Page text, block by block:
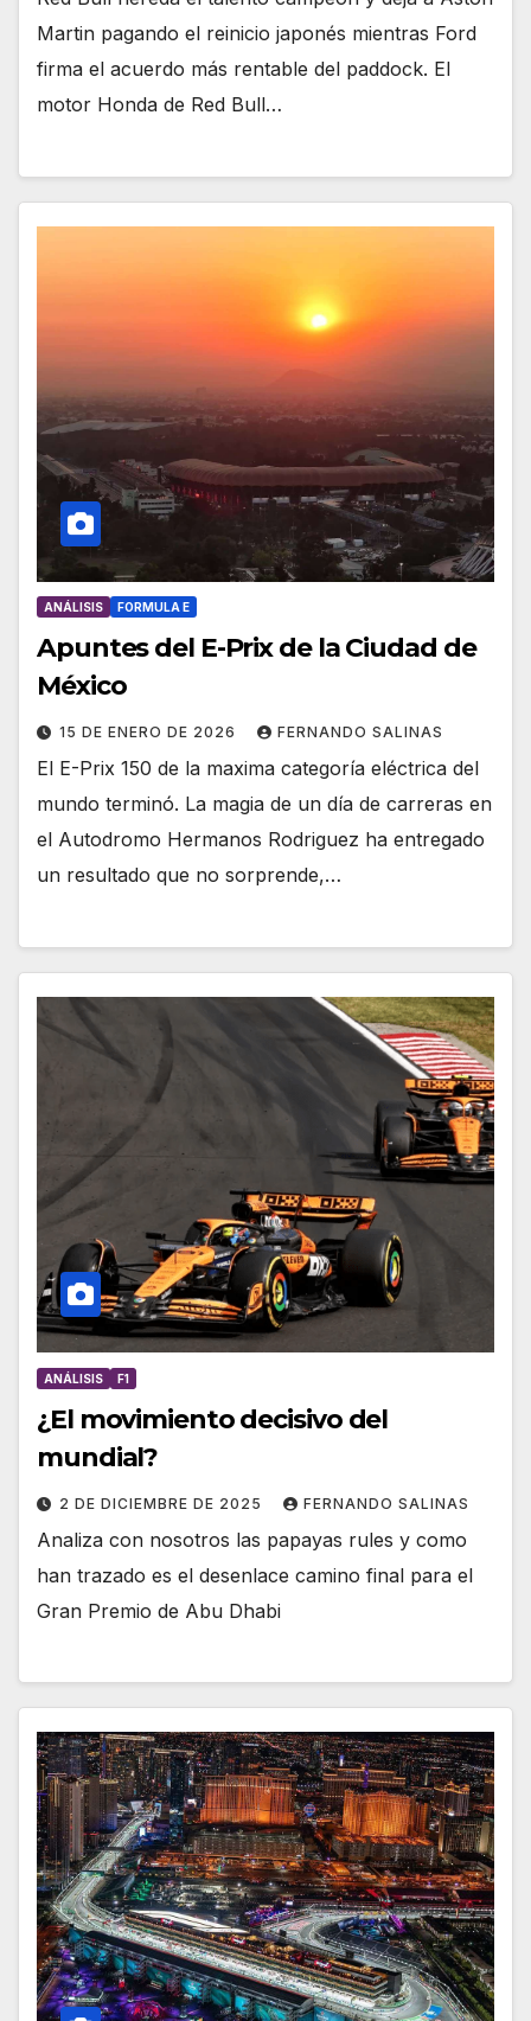
Martin pagando el reinicio japonés mientras Ford
firma el acuerdo más rentable del paddock. El
motor Honda de Red Bull…
ANÁLISIS FORMULA E
Apuntes del E-Prix de la Ciudad de
México
15 DE ENERO DE 2026 FERNANDO SALINAS
El E-Prix 150 de la maxima categoría eléctrica del
mundo terminó. La magia de un día de carreras en
el Autodromo Hermanos Rodriguez ha entregado
un resultado que no sorprende,…
ANÁLISIS F1
¿El movimiento decisivo del
mundial?
2 DE DICIEMBRE DE 2025 FERNANDO SALINAS
Analiza con nosotros las papayas rules y como
han trazado es el desenlace camino final para el
Gran Premio de Abu Dhabi